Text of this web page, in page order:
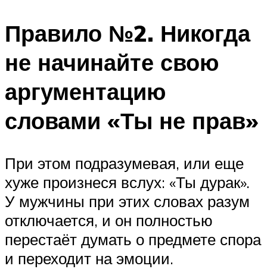
Правило №2. Никогда
не начинайте свою
аргументацию
словами «Ты не прав»
При этом подразумевая, или еще
хуже произнеся вслух: «Ты дурак».
У мужчины при этих словах разум
отключается, и он полностью
перестаёт думать о предмете спора
и переходит на эмоции.